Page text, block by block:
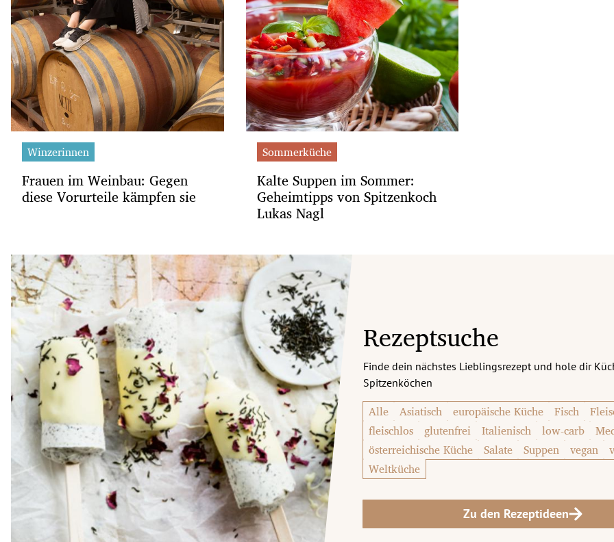
Winzerinnen
Frauen im Weinbau: Gegen
diese Vorurteile kämpfen sie
Sommerküche
Kalte Suppen im Sommer:
Geheimtipps von Spitzenkoch
Lukas Nagl
Rezeptsuche
Finde dein nächstes Lieblingsrezept und hole dir
Spitzenköchen
Alle Asiatisch europäische Küche Fisch
fleischlos
glutenfrei Italienisch low-carb
österreichische Küche
Salate Suppen vegan
Weltküche
Zu den Rezeptideen